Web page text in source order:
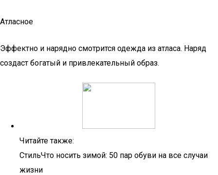
Атласное
Эффектно и нарядно смотрится одежда из атласа. Наряд
создаст богатый и привлекательный образ.
Читайте также:
СтильЧто носить зимой: 50 пар обуви на все случаи
жизни